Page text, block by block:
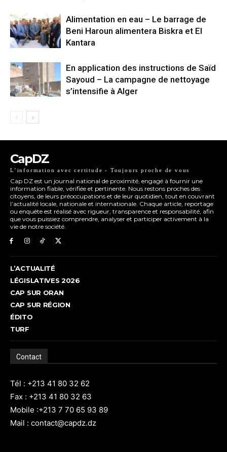
Alimentation en eau – Le barrage de
Beni Haroun alimentera Biskra et El
Kantara
En application des instructions de Saïd
Sayoud – La campagne de nettoyage
s’intensifie à Alger
CapDZ
L’information avec certitude - Toujours proche de vous
Cap DZ est un journal national de proximité, engagé à fournir une
information fiable, vérifiée et pertinente. Nous restons proches des
citoyens, de leurs préoccupations et de leur quotidien, tout en couvrant
l’actualité locale, nationale et internationale. Chaque article, reportage
ou enquête est réalisé avec rigueur, transparence et responsabilité, afin
que vous puissiez comprendre, analyser et participer activement à la
vie de notre société.
L’ACTUALITÉ
LÉGISLATIVES 2026
CAP SUR ORAN
CAP SUR RÉGION
ÉDITO
TURF
Contact
Tél : +213 41 80 32 62
Fax : +213 41 80 32 63
Mobile :+213 7 70 65 93 89
Mail : contact@capdz.dz